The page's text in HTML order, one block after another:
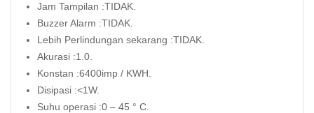
Jam Tampilan :TIDAK.
Buzzer Alarm :TIDAK.
Lebih Perlindungan sekarang :TIDAK.
Akurasi :1.0.
Konstan :6400imp / KWH.
Disipasi :<1W.
Suhu operasi :0 – 45 ° C.